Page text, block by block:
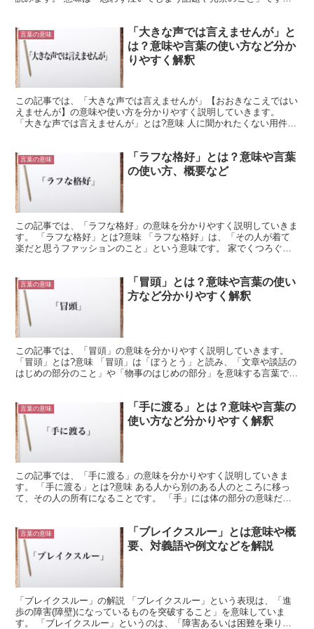
言葉の意味
「大きな声では言えませんが」と
は？意味や言葉の使い方など分か
りやすく解釈
この記事では、「大きな声では言えませんが」【おおきなこえではい
えませんが】の意味や使い方を分かりやすく説明していきます。
「大きな声では言えませんが」とは?意味 人に聞かれたくない用件を
言葉の意味
「ラフな格好」とは？意味や言葉
の使い方、概要など
この記事では、「ラフな格好」の意味を分かりやすく説明していきま
す。 「ラフな格好」とは?意味 「ラフな格好」は、「その人が着て
楽だと思うファッションのこと」という意味です。 家でくつろぐ時
言葉の意味
「冒頭」とは？意味や言葉の使い
方など分かりやすく解釈
この記事では、「冒頭」の意味を分かりやすく説明していきます。
「冒頭」とは?意味 「冒頭」は「ぼうとう」と読み、「文章や談話の
はじめの部分のこと」や「物事のはじめの部分」を意味する言葉で
言葉の意味
「手に渡る」とは？意味や言葉の
使い方など分かりやすく解釈
この記事では、「手に渡る」の意味を分かりやすく説明していきま
す。 「手に渡る」とは?意味 ある人から別のある人のところに移っ
て、その人の所有になることです。 「手」には体の部分の意味だけ
言葉の意味
「ブレイクスルー」とは意味や概
要、対義語や例文などを解説
「ブレイクスルー」の解説 「ブレイクスルー」という表現は、「進
歩の障害(障壁)になっているものを突破すること」を意味していま
す。 「ブレイクスルー」というのは、「障害あるいは困難を乗り越